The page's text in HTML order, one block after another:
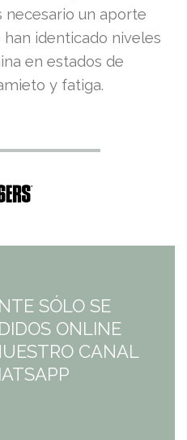
un aporte
identicado niveles
en estados de
y fatiga.
SÓLO SE
ONLINE
CANAL